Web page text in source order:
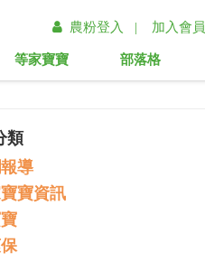
農粉登入 | 加入會員
等家寶寶 部落格
類
導
寶資訊